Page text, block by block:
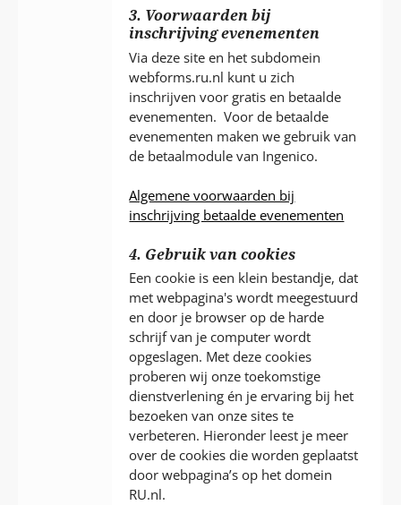
3. Voorwaarden bij
inschrijving evenementen
Via deze site en het subdomein
webforms.ru.nl kunt u zich
inschrijven voor gratis en betaalde
evenementen. Voor de betaalde
evenementen maken we gebruik van
de betaalmodule van Ingenico.
Algemene voorwaarden bij
inschrijving betaalde evenementen
4. Gebruik van cookies
Een cookie is een klein bestandje, dat
met webpagina's wordt meegestuurd
en door je browser op de harde
schrijf van je computer wordt
opgeslagen. Met deze cookies
proberen wij onze toekomstige
dienstverlening én je ervaring bij het
bezoeken van onze sites te
verbeteren. Hieronder leest je meer
over de cookies die worden geplaatst
door webpagina’s op het domein
RU.nl.